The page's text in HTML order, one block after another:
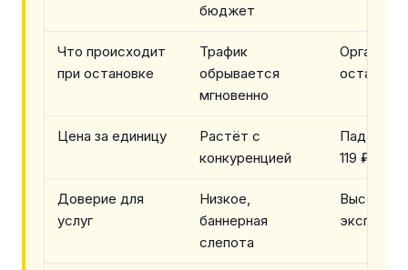
бюджет
Что происходит
при остановке
Трафик
обрывается
мгновенно
Органика
остаются
Цена за единицу
Растёт с
конкуренцией
Падает с
119 ₽
Доверие для
услуг
Низкое,
баннерная
слепота
Высокое,